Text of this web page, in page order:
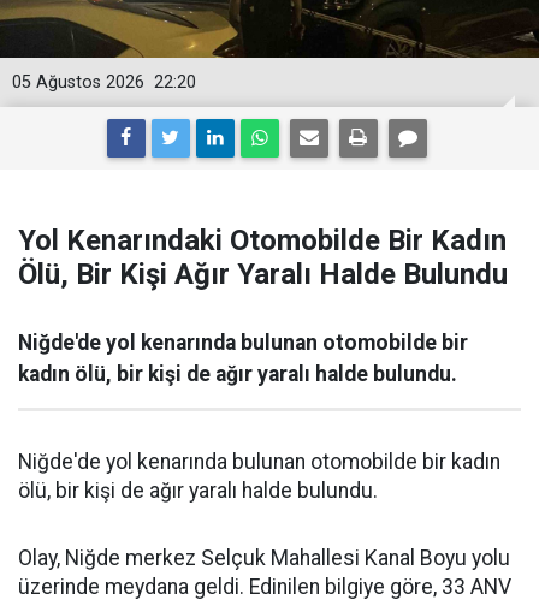
22:20
05 Ağustos 2026
Yol Kenarındaki Otomobilde Bir Kadın
Ölü, Bir Kişi Ağır Yaralı Halde Bulundu
Niğde'de yol kenarında bulunan otomobilde bir
kadın ölü, bir kişi de ağır yaralı halde bulundu.
Niğde'de yol kenarında bulunan otomobilde bir kadın
ölü, bir kişi de ağır yaralı halde bulundu.
Olay, Niğde merkez Selçuk Mahallesi Kanal Boyu yolu
üzerinde meydana geldi. Edinilen bilgiye göre, 33 ANV